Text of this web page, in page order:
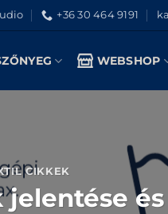
+36 30 464 9191
WEBSHOP
CIKKEK